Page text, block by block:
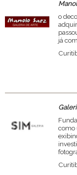
o
já
como